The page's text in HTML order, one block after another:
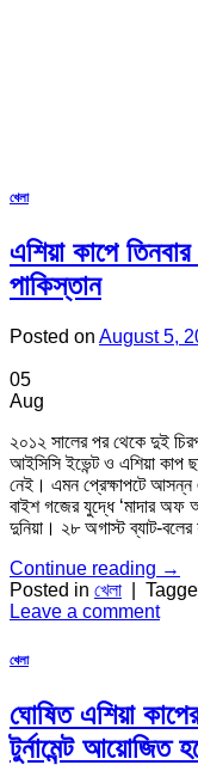
খেলা
এশিয়া কাপে
পাকিস্তান
Posted on August 5,
05
Aug
২০১২ সালের পর থেকে দুই
আইসিসি ইভেন্ট ও এশিয়া কাপ
নেই। এমন প্রেক্ষাপটে আসন্ন
বাইশ গজের যুদ্ধে ‘মাদার অফ
দুনিয়া। ২৮ অগাস্ট ব্যাট-
Continue reading →
Posted in খেলা
Leave a comment
খেলা
ঘোষিত এশিয়া
টুর্নামেন্ট আয়োজিত